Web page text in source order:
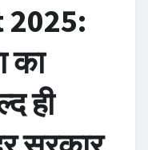
का
ही